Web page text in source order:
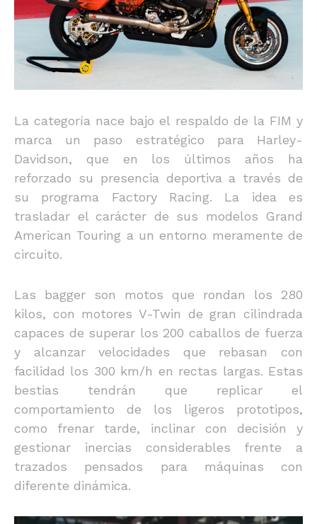
La categoría nace bajo el respaldo de la FIM y
marca un paso estratégico para Harley-
Davidson, que en los últimos años ha
reforzado su presencia deportiva a través de
su programa Factory Racing. La idea es
trasladar el carácter de sus modelos Grand
American Touring a un entorno meramente de
circuito.
Las bagger son motos que rondan los 280
kilos, con motores V-Twin de gran cilindrada
capaces de superar los 200 caballos de fuerza
y alcanzar velocidades que rebasan con
facilidad los 300 km/h en rectas largas. Estas
bestias tendrán que replicar el
comportamiento de los ligeros prototipos,
como frenar tarde, inclinar con decisión y
gestionar inercias considerables frente a
trazados pensados para máquinas con
diferente dinámica.